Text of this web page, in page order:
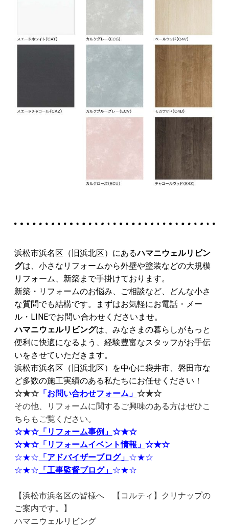
浜松市浜名区（旧浜北区）にあるハマニウェルリビン
グは、 小さなリフォームから外壁や塗装などの大規模
リフォーム、新築まで手掛けております。
新築・リフォームのお悩み、
ご相談など、どんな小さ
な質問でも結構です。
まずはお気軽にお電話・メー
ル・LINEでお問い合わせくださいませ。
ハマニウェルリビングは、みなさまの暮らしがもっと
便利に快適になるよう、経験豊富なスタッフがお手伝
いをさせていただきます。
浜松市浜名区（旧浜北区）を中心に袋井市、磐田市な
ど多数の施工実績のある私たちにお任せください！
☆★☆「お問い合わせフォーム」 ☆★☆
その他、リフォームに関するご興味のある方はぜひこ
ちらもご覧ください。
☆★☆「リフォーム事例」 ☆★☆
☆★☆「リフォームイベント情報」 ☆★☆
☆★☆ 「アドバイザーブログ」 ☆★☆
☆★☆ 「工事監督ブログ」 ☆★☆
【浜松市浜名区の皆様へ 【コルティ】クリナップの
ご案内です。】
ハマニウェルリビング